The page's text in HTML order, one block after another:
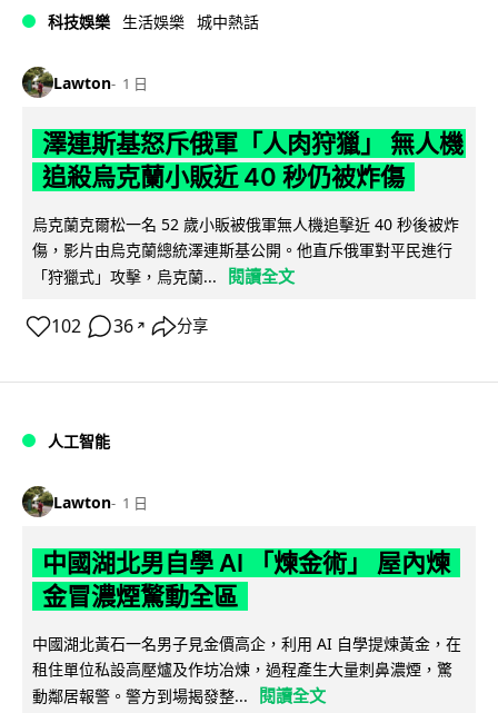
科技娛樂 生活娛樂 城中熱話
Lawton 1 日
澤連斯基怒斥俄軍「人肉狩獵」 無人機
追殺烏克蘭小販近 40 秒仍被炸傷
烏克蘭克爾松一名 52 歲小販被俄軍無人機追擊近 40 秒後被炸
傷，影片由烏克蘭總統澤連斯基公開。他直斥俄軍對平民進行
「狩獵式」攻擊，烏克蘭...
閱讀全文
102 36 ↗ 分享
人工智能
Lawton 1 日
中國湖北男自學 AI 「煉金術」 屋內煉
金冒濃煙驚動全區
中國湖北黃石一名男子見金價高企，利用 AI 自學提煉黃金，在
租住單位私設高壓爐及作坊冶煉，過程產生大量刺鼻濃煙，驚
動鄰居報警。警方到場揭發整...
閱讀全文